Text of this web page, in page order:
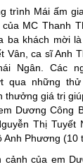
trình Mái ấm
MC Thanh
ba khách mời
Vân, ca sĩ Anh
Ngân. Các
qua những
thưởng giá trị
Dương Công
Thị Tuyết
Anh Phương (10
cảnh của em